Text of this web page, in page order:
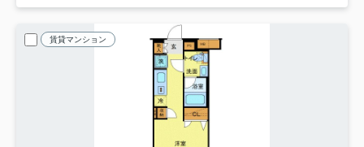
賃貸マンション